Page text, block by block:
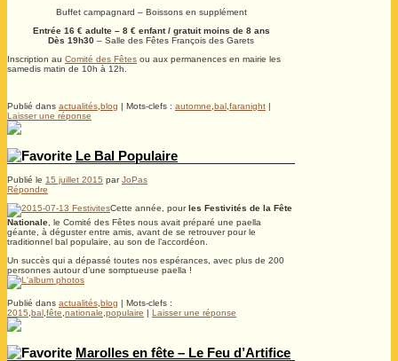
Buffet campagnard – Boissons en supplément
Entrée 16 € adulte – 8 € enfant / gratuit moins de 8 ans
Dès 19h30 – Salle des Fêtes François des Garets
Inscription au Comité des Fêtes ou aux permanences en mairie les
samedis matin de 10h à 12h.
Publié dans actualités,blog | Mots-clefs : automne,bal,faranight |
Laisser une réponse
Le Bal Populaire
Publié le 15 juillet 2015 parJoPas
Répondre
Cette année, pourles Festivités de la Fête
Nationale , le Comité des Fêtes nous avait préparé une paella
géante, à déguster entre amis, avant de se retrouver pour le
traditionnel bal populaire, au son de l’accordéon.
Un succès qui a dépassé toutes nos espérances, avec plus de 200
personnes autour d’une somptueuse paella !
Publié dans actualités blog | Mots-clefs :
2015 bal fête nationale populaire | Laisser une réponse
Marolles en fête – Le Feu d’Artifice